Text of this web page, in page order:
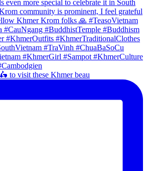
to visit these Khmer beau